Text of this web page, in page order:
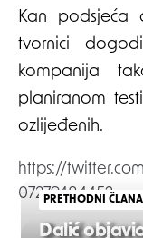
Kan podsjeća
tvornici
kompanija
planiranom
ozlijeđenih.
https://
0727948445?
PRETHODNI
Dalić